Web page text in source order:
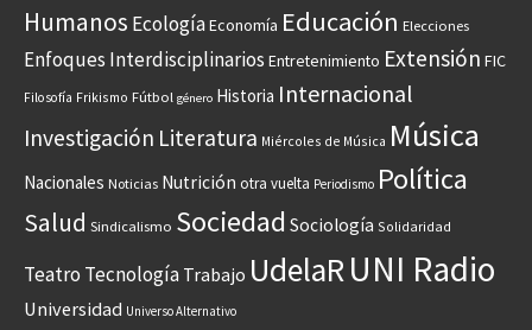
Humanos EcologíaEconomía Educación Elecciones
Enfoques Interdisciplinarios Entretenimiento Extensión FIC
Filosofía Frikismo Fútbol género Historia Internacional
Investigación Literatura Miércoles de Música Música
Nacionales Noticias Nutrición otra vuelta Periodismo Política
Salud Sindicalismo Sociedad Sociología Solidaridad
Teatro Tecnología Trabajo UdelaR UNI Radio
Universidad Universo Alternativo